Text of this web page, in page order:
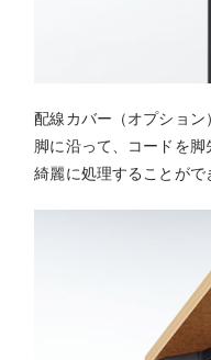
配線カバー（オプショ
脚に沿って、コードを
綺麗に処理することがで